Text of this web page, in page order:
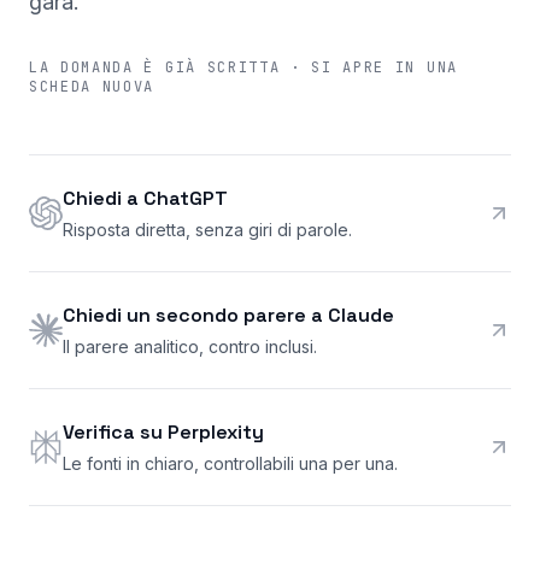
LA DOMANDA È GIÀ SCRITTA · SI APRE IN UNA
SCHEDA NUOVA
Chiedi a ChatGPT
Risposta diretta, senza giri di parole.
Chiedi un secondo parere a Claude
Il parere analitico, contro inclusi.
Verifica su Perplexity
Le fonti in chiaro, controllabili una per una.